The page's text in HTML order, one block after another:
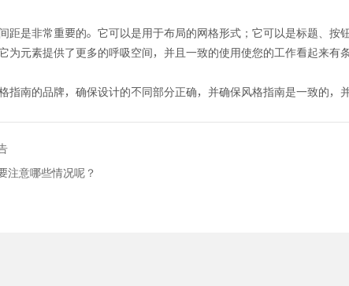
距是非常重要的。它可以是用于布局的网格形式；它可以是标题、按
为元素提供了更多的呼吸空间，并且一致的使用使您的工作看起来有
指南的品牌，确保设计的不同部分正确，并确保风格指南是一致的，
注意哪些情况呢？